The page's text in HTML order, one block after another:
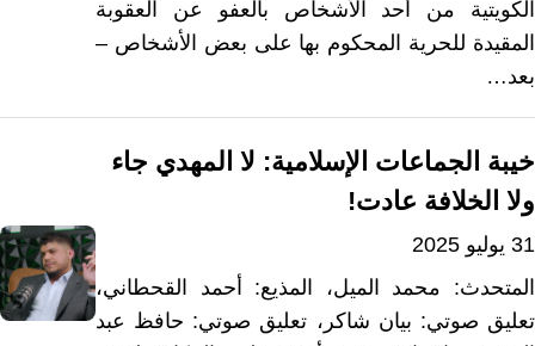
الكويتية من أحد الأشخاص بالعفو عن العقوبة
المقيدة للحرية المحكوم بها على بعض الأشخاص –
بعد…
خيبة الجماعات الإسلامية: لا المهدي جاء
ولا الخلافة عادت!
31 يوليو 2025
المتحدث: محمد الميل، المذيع: أحمد القحطاني،
تعليق صوتي: بيان شاكر، تعليق صوتي: حافظ عبد